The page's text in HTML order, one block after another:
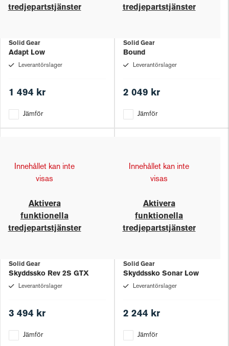
tredjepartstjänster
Solid Gear
Adapt Low
Leverantörslager
1 494 kr
Jämför
tredjepartstjänster
Solid Gear
Bound
Leverantörslager
2 049 kr
Jämför
Innehållet kan inte
visas
Aktivera
funktionella
tredjepartstjänster
Solid Gear
Skyddssko Rev 2S GTX
Leverantörslager
3 494 kr
Jämför
Innehållet kan inte
visas
Aktivera
funktionella
tredjepartstjänster
Solid Gear
Skyddssko Sonar Low
Leverantörslager
2 244 kr
Jämför